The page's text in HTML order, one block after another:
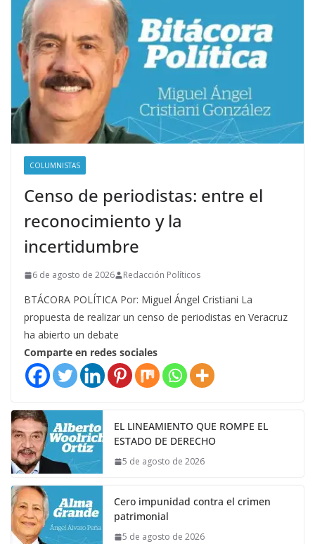
COLUMNISTAS
Censo de periodistas: entre el
reconocimiento y la
incertidumbre
6 de agosto de 2026 Redacción Políticos
BTÁCORA POLÍTICA Por: Miguel Ángel Cristiani La
propuesta de realizar un censo de periodistas en Veracruz
ha abierto un debate
Comparte en redes sociales
EL LINEAMIENTO QUE ROMPE EL
ESTADO DE DERECHO
5 de agosto de 2026
Cero impunidad contra el crimen
patrimonial
5 de agosto de 2026